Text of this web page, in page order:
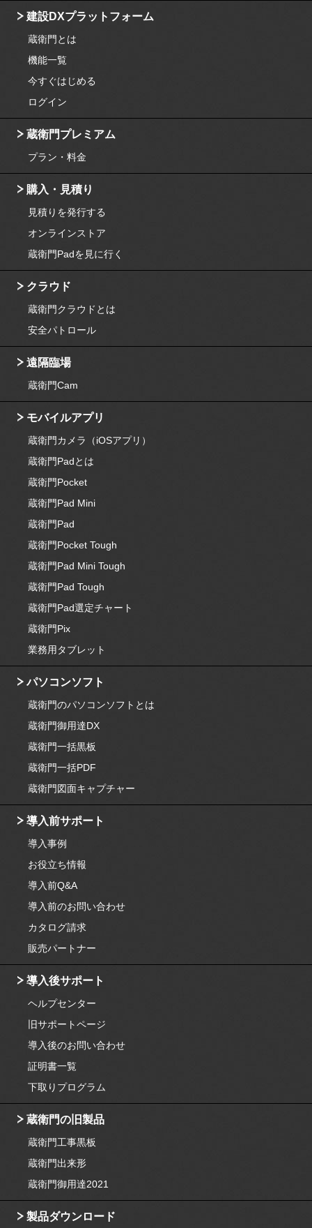
建設DXプラットフォーム
蔵衛門とは
機能一覧
今すぐはじめる
ログイン
蔵衛門プレミアム
プラン・料金
購入・見積り
見積りを発行する
オンラインストア
蔵衛門Padを見に行く
クラウド
蔵衛門クラウドとは
安全パトロール
遠隔臨場
蔵衛門Cam
モバイルアプリ
蔵衛門カメラ（iOSアプリ）
蔵衛門Padとは
蔵衛門Pocket
蔵衛門Pad Mini
蔵衛門Pad
蔵衛門Pocket Tough
蔵衛門Pad Mini Tough
蔵衛門Pad Tough
蔵衛門Pad選定チャート
蔵衛門Pix
業務用タブレット
パソコンソフト
蔵衛門のパソコンソフトとは
蔵衛門御用達DX
蔵衛門一括黒板
蔵衛門一括PDF
蔵衛門図面キャプチャー
導入前サポート
導入事例
お役立ち情報
導入前Q&A
導入前のお問い合わせ
カタログ請求
販売パートナー
導入後サポート
ヘルプセンター
旧サポートページ
導入後のお問い合わせ
証明書一覧
下取りプログラム
蔵衛門の旧製品
蔵衛門工事黒板
蔵衛門出来形
蔵衛門御用達2021
製品ダウンロード